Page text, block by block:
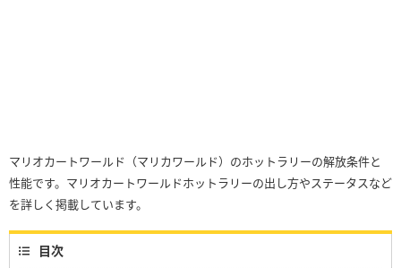
マリオカートワールド（マリカワールド）のホットラリーの解放条件と
性能です。マリオカートワールドホットラリーの出し方やステータスなど
を詳しく掲載しています。
目次